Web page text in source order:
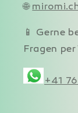
🌐
📱 Gerne
Fragen
+41